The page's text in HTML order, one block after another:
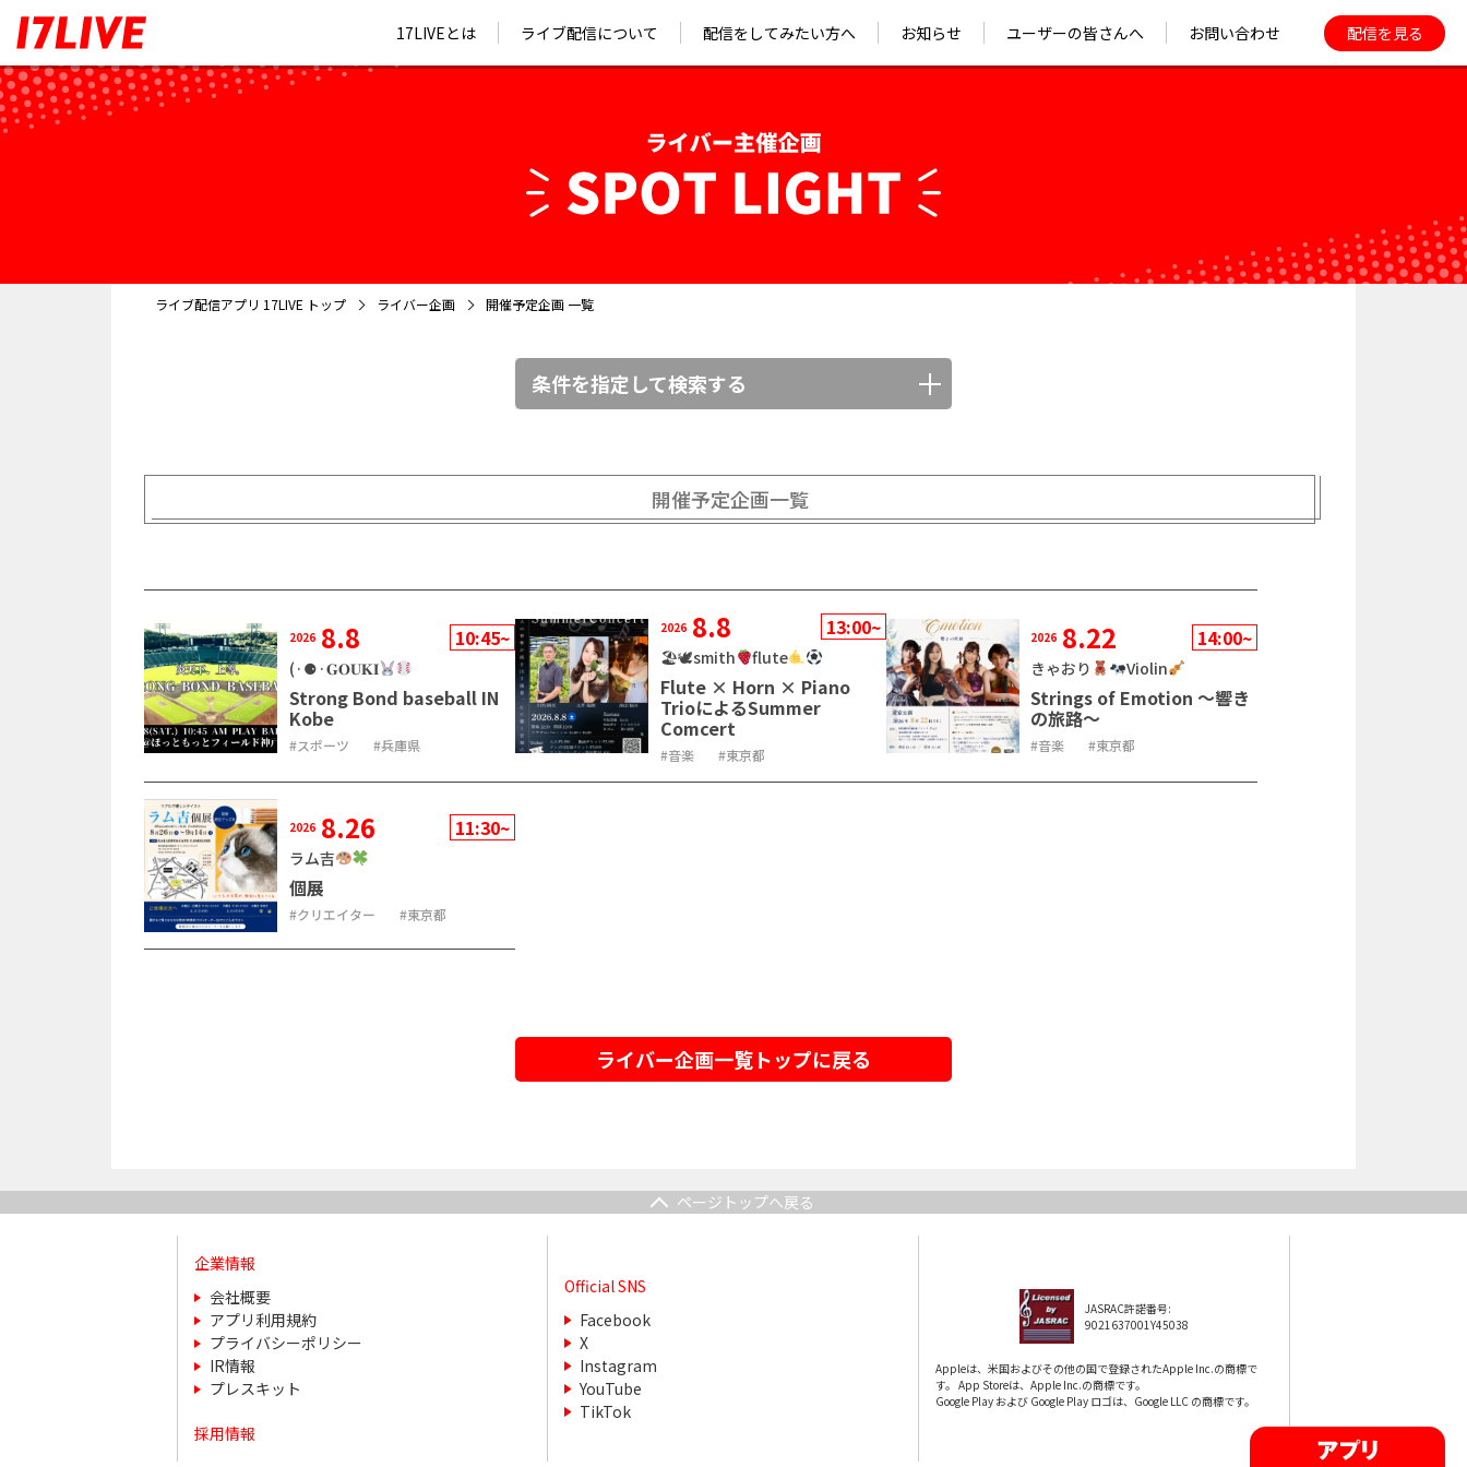
17LIVEとは ライブ配信について 配信をしてみたい方へ
お知らせ
ユーザーの皆さんへ
お問い合わせ 配信を見る
ライブ配信アプリ 17LIVE トップ ライバー企画 開催予定企画 一覧
条件を指定して検索する
開催予定企画一覧
2026 8.8 10:45~
(·⚈·𝐆𝐎𝐔𝐊𝐈
Strong Bond baseball IN
Kobe
スポーツ 兵庫県
2026 8.8 13:00~
🏖🕊smith flute
Flute × Horn × Piano
TrioによるSummer
Comcert
音楽 東京都
2026 8.22 14:00~
きゃおり Violin
Strings of Emotion ～響き
の旅路～
音楽 東京都
2026 8.26 11:30~
ラム吉
個展
クリエイター 東京都
ライバー企画一覧トップに戻る
ページトップへ戻る
企業情報
会社概要
アプリ利用規約
プライバシーポリシー
IR情報
プレスキット
採用情報
Official SNS
Facebook
X
Instagram
YouTube
TikTok
JASRAC許諾番号:
9021637001Y45038
Appleは、米国およびその他の国で登録されたApple Inc.の商標で
す。 App Storeは、Apple Inc.の商標です。
Google Play および Google Play ロゴは、Google LLC の商標です。